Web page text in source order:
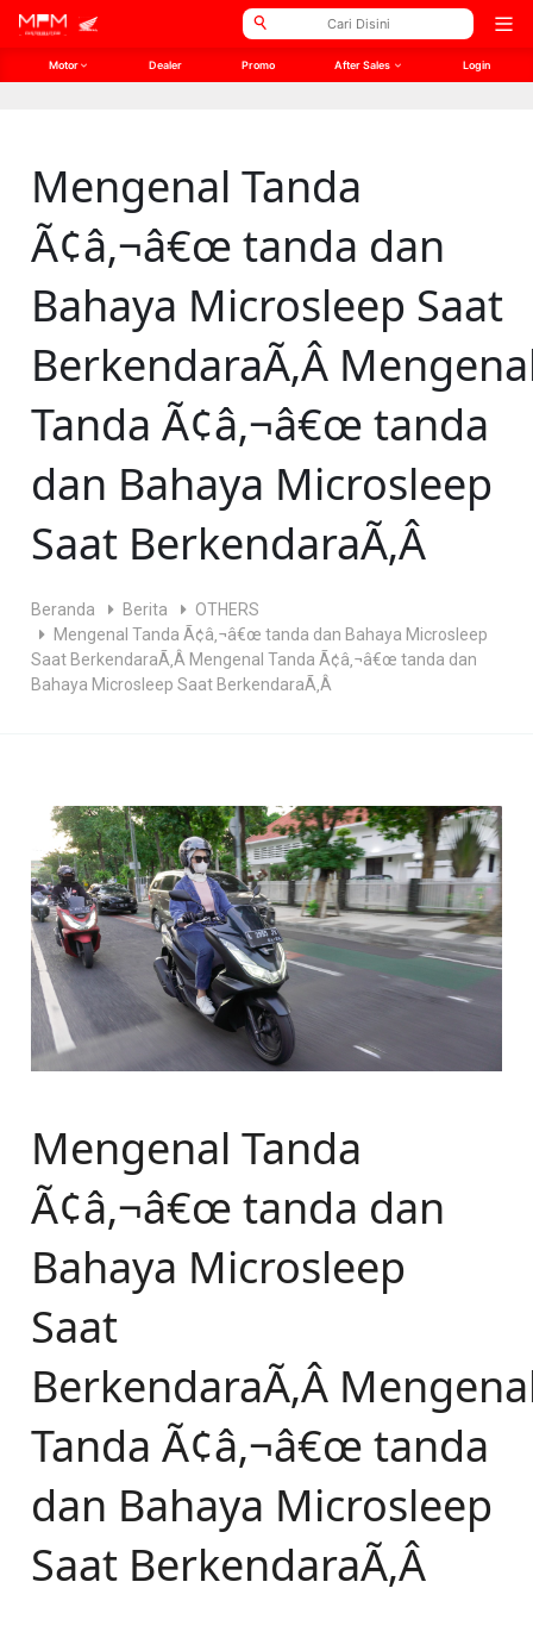
// Open Graph Meta // Twitter Meta
Motor Dealer Promo After Sales Login
Mengenal Tanda
Ã¢â‚¬â€œ tanda dan
Bahaya Microsleep Saat
BerkendaraÃ‚Â
Tanda Ã¢â‚¬â€œ tanda
dan Bahaya Microsleep
Saat BerkendaraÃ‚Â
Beranda Berita
OTHERS
Mengenal Tanda Ã¢â‚¬â€œ tanda dan Bahaya Microsleep
Saat BerkendaraÃ‚Â Mengenal Tanda Ã¢â‚¬â€œ tanda dan
Bahaya Microsleep Saat BerkendaraÃ‚Â
Mengenal Tanda
Ã¢â‚¬â€œ tanda dan
Bahaya Microsleep
Saat
BerkendaraÃ‚Â
Tanda Ã¢â‚¬â€œ tanda
dan Bahaya Microsleep
Saat BerkendaraÃ‚Â